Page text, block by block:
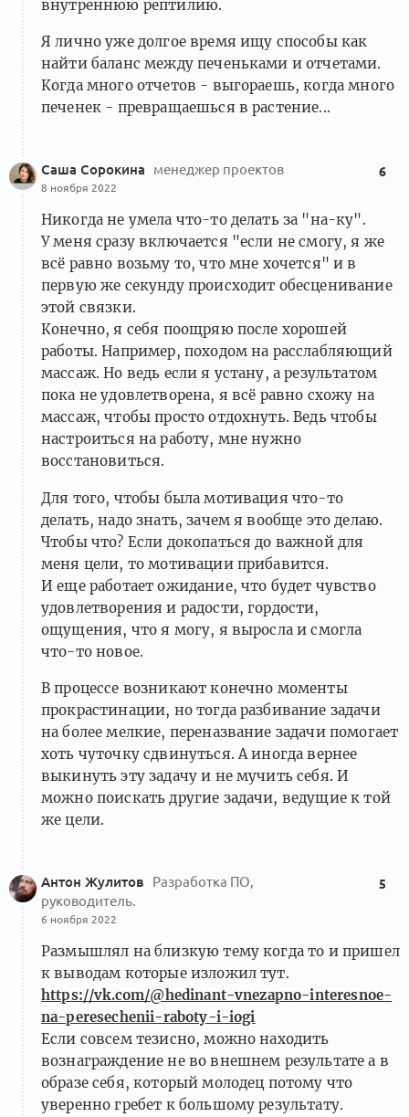
внутреннюю рептилию.
Я лично уже долгое время ищу способы как
найти баланс между печеньками и отчетами.
Когда много отчетов - выгораешь, когда много
печенек - превращаешься в растение...
Саша Сорокина менеджер проектов
8 ноября 2022
6
Никогда не умела что-то делать за "на-ку".
У меня сразу включается "если не смогу, я же
всё равно возьму то, что мне хочется" и в
первую же секунду происходит обесценивание
этой связки.
Конечно, я себя поощряю после хорошей
работы. Например, походом на расслабляющий
массаж. Но ведь если я устану, а результатом
пока не удовлетворена, я всё равно схожу на
массаж, чтобы просто отдохнуть. Ведь чтобы
настроиться на работу, мне нужно
восстановиться.
Для того, чтобы была мотивация что-то
делать, надо знать, зачем я вообще это делаю.
Чтобы что? Если докопаться до важной для
меня цели, то мотивации прибавится.
И еще работает ожидание, что будет чувство
удовлетворения и радости, гордости,
ощущения, что я могу, я выросла и смогла
что-то новое.
В процессе возникают конечно моменты
прокрастинации, но тогда разбивание задачи
на более мелкие, переназвание задачи помогает
хоть чуточку сдвинуться. А иногда вернее
выкинуть эту задачу и не мучить себя. И
можно поискать другие задачи, ведущие к той
же цели.
Антон Жулитов
Разработка ПО,
руководитель.
6 ноября 2022
5
Размышлял на близкую тему когда то и пришел
к выводам которые изложил тут.
https://vk.com/@hedinant-vnezapno-interesnoe-
na-peresechenii-raboty-i-iogi
Если совсем тезисно, можно находить
вознаграждение не во внешнем результате а в
образе себя, который молодец потому что
уверенно гребет к большому результату.